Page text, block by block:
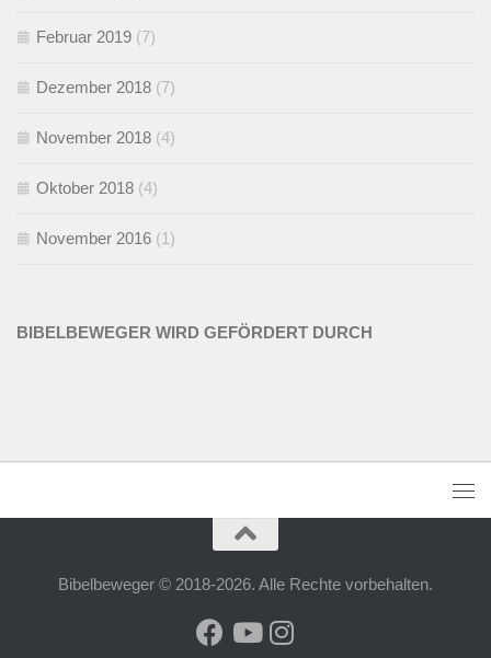
Februar 2019 (7)
Dezember 2018 (7)
November 2018 (4)
Oktober 2018 (4)
November 2016 (1)
BIBELBEWEGER WIRD GEFÖRDERT DURCH
Bibelbeweger © 2018-2026. Alle Rechte vorbehalten.